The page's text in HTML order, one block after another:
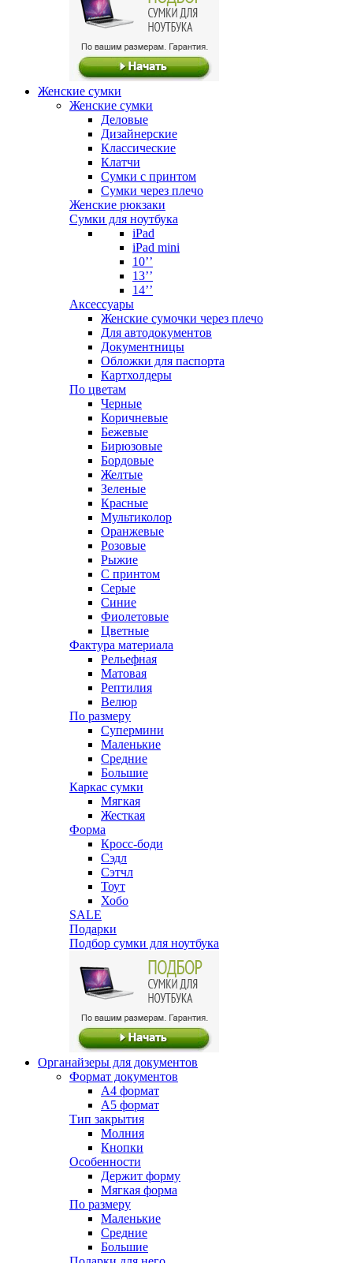
Женские сумки
Женские сумки
Деловые
Дизайнерские
Классические
Клатчи
Сумки с принтом
Сумки через плечо
Женские рюкзаки
Сумки для ноутбука
iPad
iPad mini
10’’
13’’
14’’
Аксессуары
Женские сумочки через плечо
Для автодокументов
Документницы
Обложки для паспорта
Картхолдеры
По цветам
Черные
Коричневые
Бежевые
Бирюзовые
Бордовые
Желтые
Зеленые
Красные
Мультиколор
Оранжевые
Розовые
Рыжие
С принтом
Серые
Синие
Фиолетовые
Цветные
Фактура материала
Рельефная
Матовая
Рептилия
Велюр
По размеру
Супермини
Маленькие
Средние
Большие
Каркас сумки
Мягкая
Жесткая
Форма
Кросс-боди
Сэдл
Сэтчл
Тоут
Хобо
SALE
Подарки
Подбор сумки для ноутбука
Органайзеры для документов
Формат документов
А4 формат
А5 формат
Тип закрытия
Молния
Кнопки
Особенности
Держит форму
Мягкая форма
По размеру
Маленькие
Средние
Большие